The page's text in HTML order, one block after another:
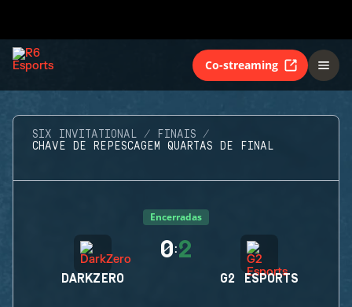
Co-streaming
SIX INVITATIONAL
FINAIS
CHAVE DE REPESCAGEM QUARTAS DE FINAL
Encerradas
DARKZERO
0:2
G2 ESPORTS